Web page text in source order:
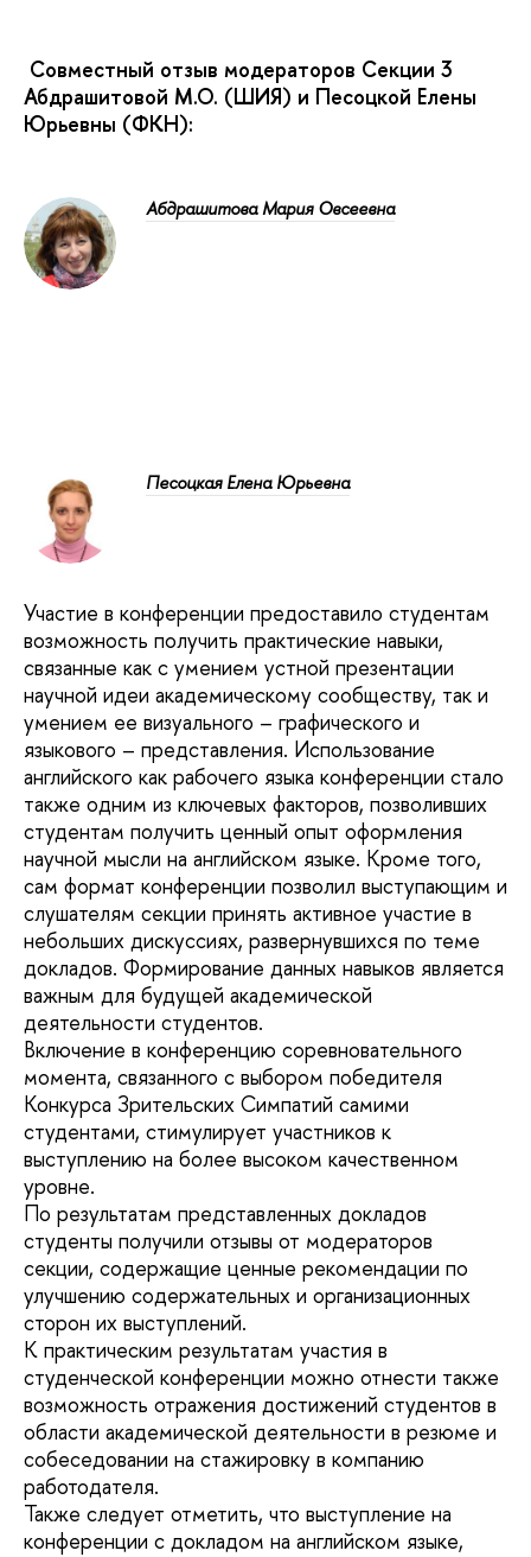
Совместный отзыв модераторов Секции 3
Абдрашитовой М.О. (ШИЯ) и Песоцкой Елены
Юрьевны (ФКН):
Абдрашитова Мария Овсеевна
Песоцкая Елена Юрьевна
Участие в конференции предоставило студентам
возможность получить практические навыки,
связанные как с умением устной презентации
научной идеи академическому сообществу, так и
умением ее визуального – графического и
языкового – представления. Использование
английского как рабочего языка конференции стало
также одним из ключевых факторов, позволивших
студентам получить ценный опыт оформления
научной мысли на английском языке. Кроме того,
сам формат конференции позволил выступающим и
слушателям секции принять активное участие в
небольших дискуссиях, развернувшихся по теме
докладов. Формирование данных навыков является
важным для будущей академической
деятельности студентов.
Включение в конференцию соревновательного
момента, связанного с выбором победителя
Конкурса Зрительских Симпатий самими
студентами, стимулирует участников к
выступлению на более высоком качественном
уровне.
По результатам представленных докладов
студенты получили отзывы от модераторов
секции, содержащие ценные рекомендации по
улучшению содержательных и организационных
сторон их выступлений.
К практическим результатам участия в
студенческой конференции можно отнести также
возможность отражения достижений студентов в
области академической деятельности в резюме и
собеседовании на стажировку в компанию
работодателя.
Также следует отметить, что выступление на
конференции с докладом на английском языке,